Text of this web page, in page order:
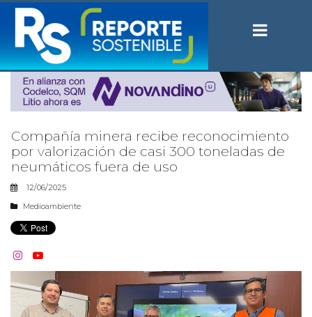
Compañía minera recibe reconocimiento
por valorización de casi 300 toneladas de
neumáticos fuera de uso
12/06/2025
Medioambiente
 